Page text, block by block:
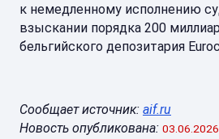
к немедленному исполнению
взыскании порядка 200
бельгийского депозитария
Сообщает источник: aif.ru
Новость опубликована: